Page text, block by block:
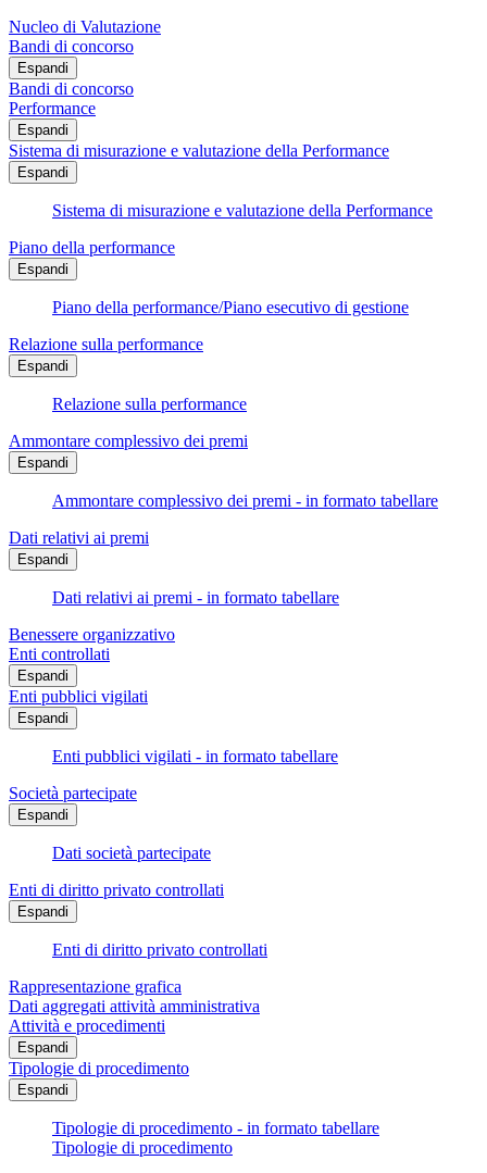
Nucleo di Valutazione
Bandi di concorso
Espandi
Bandi di concorso
Performance
Espandi
Sistema di misurazione e valutazione della Performance
Espandi
Sistema di misurazione e valutazione della Performance
Piano della performance
Espandi
Piano della performance/Piano esecutivo di gestione
Relazione sulla performance
Espandi
Relazione sulla performance
Ammontare complessivo dei premi
Espandi
Ammontare complessivo dei premi - in formato tabellare
Dati relativi ai premi
Espandi
Dati relativi ai premi - in formato tabellare
Benessere organizzativo
Enti controllati
Espandi
Enti pubblici vigilati
Espandi
Enti pubblici vigilati - in formato tabellare
Società partecipate
Espandi
Dati società partecipate
Enti di diritto privato controllati
Espandi
Enti di diritto privato controllati
Rappresentazione grafica
Dati aggregati attività amministrativa
Attività e procedimenti
Espandi
Tipologie di procedimento
Espandi
Tipologie di procedimento - in formato tabellare
Tipologie di procedimento